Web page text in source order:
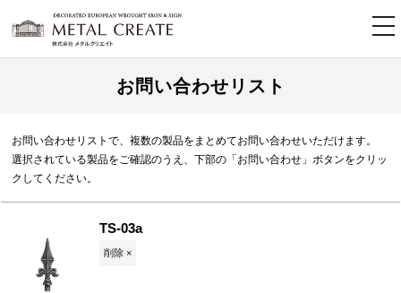
お問い合わせリスト
お問い合わせリストで、複数の製品をまとめてお問い合わせいただけます。
選択されている製品をご確認のうえ、下部の「お問い合わせ」ボタンをクリッ
クしてください。
TS-03a
削除 ×